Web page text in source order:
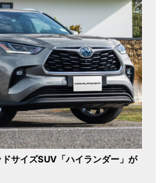
サイズSUV「ハイランダー」が